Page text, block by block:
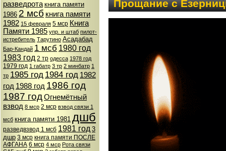
разведрота книга памяти
1986 2 мсб книга памяти
1982 15 февраля 5 мср Книга
Памяти 1985 упр. и штаб пилот-
истребитель Тарутино Асадабад
Бар-Кандай 1 мсб 1980 год
1983 год 2 тр одесса 1978 год
1979 год 1 габатр 3 тр 2 минбатр 1
тр 1985 год 1984 год 1982
год 1988 год 1986 год
1987 годОгнемётный
взвод 8 мср 2 мср взвод связи 1
мсб книга памяти 1981 дшб
разведвзвод 1 мсб 1981 год 3
дшр 3 мср книга памяти ПОСЛЕ
АФГАНА 6 мср 4 мср Рота связи
Прощание с